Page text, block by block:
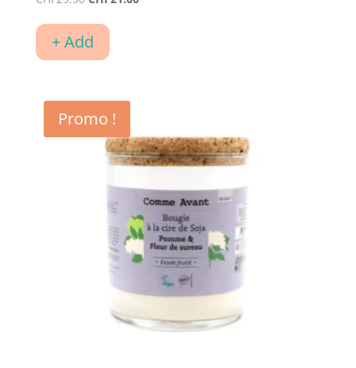
initial
était :
+ Add
Promo !